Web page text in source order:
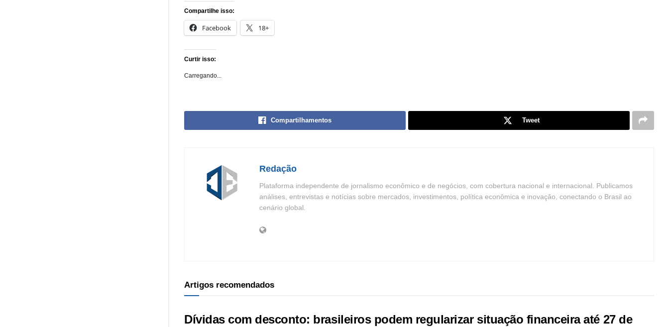
Compartilhe isso:
Facebook 18+
Curtir isso:
Carregando...
Compartilhamentos Tweet
Redação
Plataforma independente de jornalismo econômico e de negócios, com cobertura nacional e internacional. Publicamos
análises, entrevistas e notícias sobre mercados, investimentos, política econômica e inovação, conectando o Brasil ao
cenário global.
Artigos recomendados
Dívidas com desconto: brasileiros podem regularizar situação financeira até 27 de